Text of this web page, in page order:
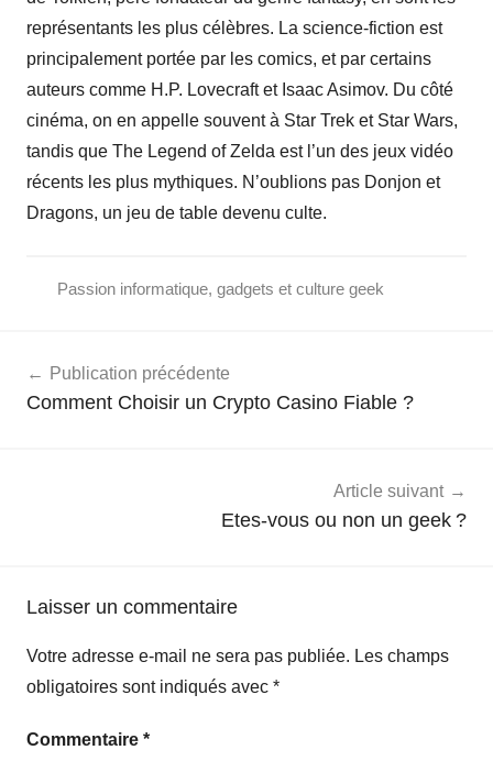
représentants les plus célèbres. La science-fiction est
principalement portée par les comics, et par certains
auteurs comme H.P. Lovecraft et Isaac Asimov. Du côté
cinéma, on en appelle souvent à Star Trek et Star Wars,
tandis que The Legend of Zelda est l’un des jeux vidéo
récents les plus mythiques. N’oublions pas Donjon et
Dragons, un jeu de table devenu culte.
Passion informatique, gadgets et culture geek
de
Publication précédente
Comment Choisir un Crypto Casino Fiable ?
Article suivant
Etes-vous ou non un geek ?
Laisser un commentaire
Votre adresse e-mail ne sera pas publiée. Les champs
obligatoires sont indiqués avec *
Commentaire *